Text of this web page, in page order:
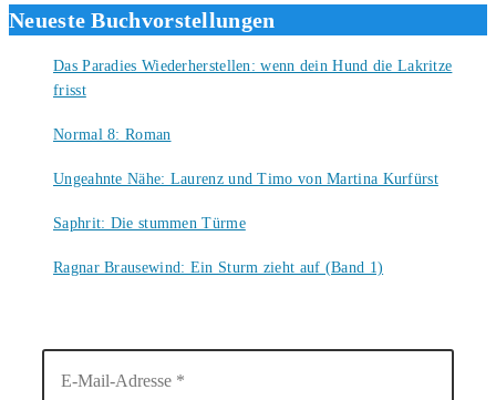
Neueste Buchvorstellungen
Das Paradies Wiederherstellen: wenn dein Hund die Lakritze
frisst
Normal 8: Roman
Ungeahnte Nähe: Laurenz und Timo von Martina Kurfürst
Saphrit: Die stummen Türme
Ragnar Brausewind: Ein Sturm zieht auf (Band 1)